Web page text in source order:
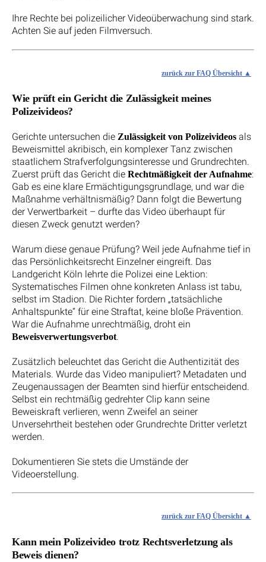
Ihre Rechte bei polizeilicher Videoüberwachung sind stark.
Achten Sie auf jeden Filmversuch.
zurück zur FAQ Übersicht
Wie prüft ein Gericht die Zulässigkeit meines
Polizeivideos?
Gerichte untersuchen die Zulässigkeit von Polizeivideos als
Beweismittel akribisch, ein komplexer Tanz zwischen
staatlichem Strafverfolgungsinteresse und Grundrechten.
Zuerst prüft das Gericht die Rechtmäßigkeit der Aufnahme:
Gab es eine klare Ermächtigungsgrundlage, und war die
Maßnahme verhältnismäßig? Dann folgt die Bewertung
der Verwertbarkeit – durfte das Video überhaupt für
diesen Zweck genutzt werden?
Warum diese genaue Prüfung? Weil jede Aufnahme tief in
das Persönlichkeitsrecht Einzelner eingreift. Das
Landgericht Köln lehrte die Polizei eine Lektion:
Systematisches Filmen ohne konkreten Anlass ist tabu,
selbst im Stadion. Die Richter fordern „tatsächliche
Anhaltspunkte“ für eine Straftat, keine bloße Prävention.
War die Aufnahme unrechtmäßig, droht ein
Beweisverwertungsverbot.
Zusätzlich beleuchtet das Gericht die Authentizität des
Materials. Wurde das Video manipuliert? Metadaten und
Zeugenaussagen der Beamten sind hierfür entscheidend.
Selbst ein rechtmäßig gedrehter Clip kann seine
Beweiskraft verlieren, wenn Zweifel an seiner
Unversehrtheit bestehen oder Grundrechte Dritter verletzt
werden.
Dokumentieren Sie stets die Umstände der
Videoerstellung.
zurück zur FAQ Übersicht
Kann mein Polizeivideo trotz Rechtsverletzung als
Beweis dienen?